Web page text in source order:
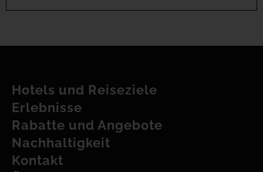
Hotels und Reiseziele
Erlebnisse
Rabatte und Angebote
Nachhaltigkeit
Kontakt